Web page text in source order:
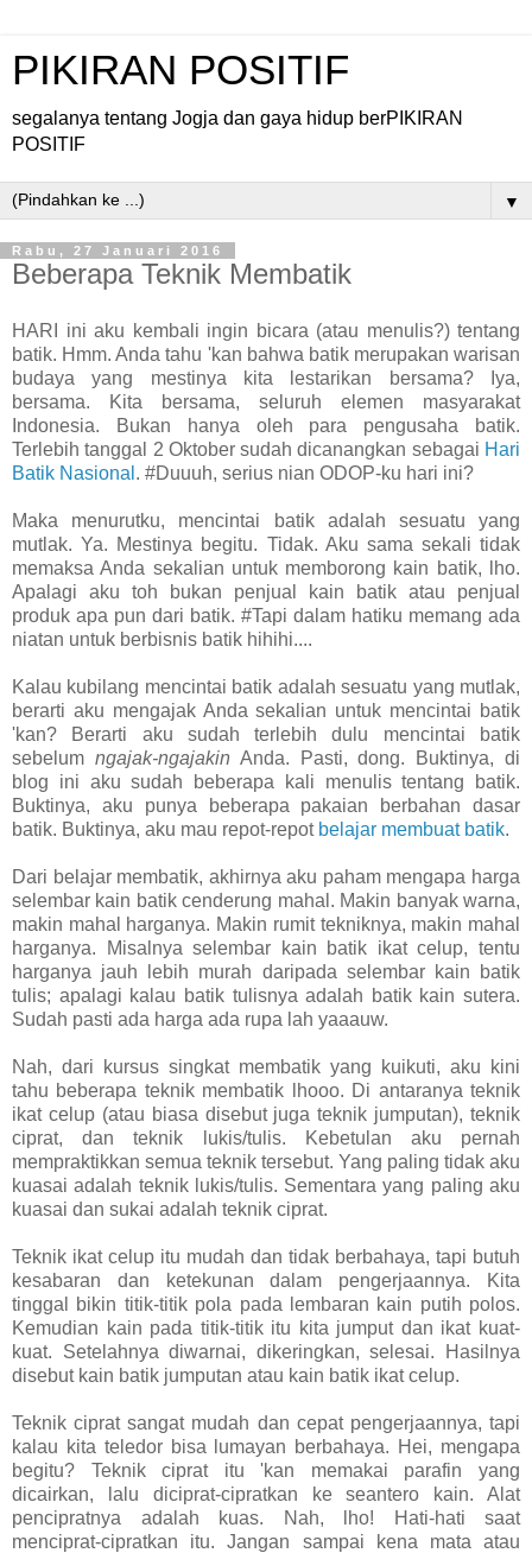
PIKIRAN POSITIF
segalanya tentang Jogja dan gaya hidup berPIKIRAN
POSITIF
▼
Rabu, 27 Januari 2016
Beberapa Teknik Membatik
HARI ini aku kembali ingin bicara (atau menulis?) tentang
batik. Hmm. Anda tahu 'kan bahwa batik merupakan warisan
budaya yang mestinya kita lestarikan bersama? Iya,
bersama. Kita bersama, seluruh elemen masyarakat
Indonesia. Bukan hanya oleh para pengusaha batik.
Terlebih tanggal 2 Oktober sudah dicanangkan sebagai Hari
Batik Nasional . #Duuuh, serius nian ODOP-ku hari ini?
Maka menurutku, mencintai batik adalah sesuatu yang
mutlak. Ya. Mestinya begitu. Tidak. Aku sama sekali tidak
memaksa Anda sekalian untuk memborong kain batik, lho.
Apalagi aku toh bukan penjual kain batik atau penjual
produk apa pun dari batik. #Tapi dalam hatiku memang ada
niatan untuk berbisnis batik hihihi....
Kalau kubilang mencintai batik adalah sesuatu yang mutlak,
berarti aku mengajak Anda sekalian untuk mencintai batik
'kan? Berarti aku sudah terlebih dulu mencintai batik
sebelum ngajak-ngajakin Anda. Pasti, dong. Buktinya, di
blog ini aku sudah beberapa kali menulis tentang batik.
Buktinya, aku punya beberapa pakaian berbahan dasar
batik. Buktinya, aku mau repot-repot belajar membuat batik.
Dari belajar membatik, akhirnya aku paham mengapa harga
selembar kain batik cenderung mahal. Makin banyak warna,
makin mahal harganya. Makin rumit tekniknya, makin mahal
harganya. Misalnya selembar kain batik ikat celup, tentu
harganya jauh lebih murah daripada selembar kain batik
tulis; apalagi kalau batik tulisnya adalah batik kain sutera.
Sudah pasti ada harga ada rupa lah yaaauw.
Nah, dari kursus singkat membatik yang kuikuti, aku kini
tahu beberapa teknik membatik lhooo. Di antaranya teknik
ikat celup (atau biasa disebut juga teknik jumputan), teknik
ciprat, dan teknik lukis/tulis. Kebetulan aku pernah
mempraktikkan semua teknik tersebut. Yang paling tidak aku
kuasai adalah teknik lukis/tulis. Sementara yang paling aku
kuasai dan sukai adalah teknik ciprat.
Teknik ikat celup itu mudah dan tidak berbahaya, tapi butuh
kesabaran dan ketekunan dalam pengerjaannya. Kita
tinggal bikin titik-titik pola pada lembaran kain putih polos.
Kemudian kain pada titik-titik itu kita jumput dan ikat kuat-
kuat. Setelahnya diwarnai, dikeringkan, selesai. Hasilnya
disebut kain batik jumputan atau kain batik ikat celup.
Teknik ciprat sangat mudah dan cepat pengerjaannya, tapi
kalau kita teledor bisa lumayan berbahaya. Hei, mengapa
begitu? Teknik ciprat itu 'kan memakai parafin yang
dicairkan, lalu diciprat-cipratkan ke seantero kain. Alat
pencipratnya adalah kuas. Nah, lho! Hati-hati saat
menciprat-cipratkan itu. Jangan sampai kena mata atau